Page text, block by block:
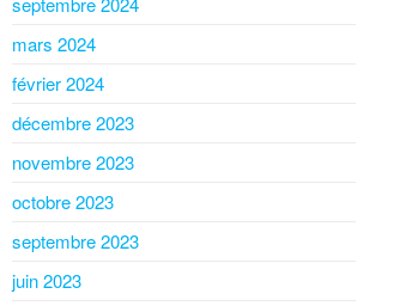
mars 2024
février 2024
décembre 2023
novembre 2023
octobre 2023
septembre 2023
juin 2023